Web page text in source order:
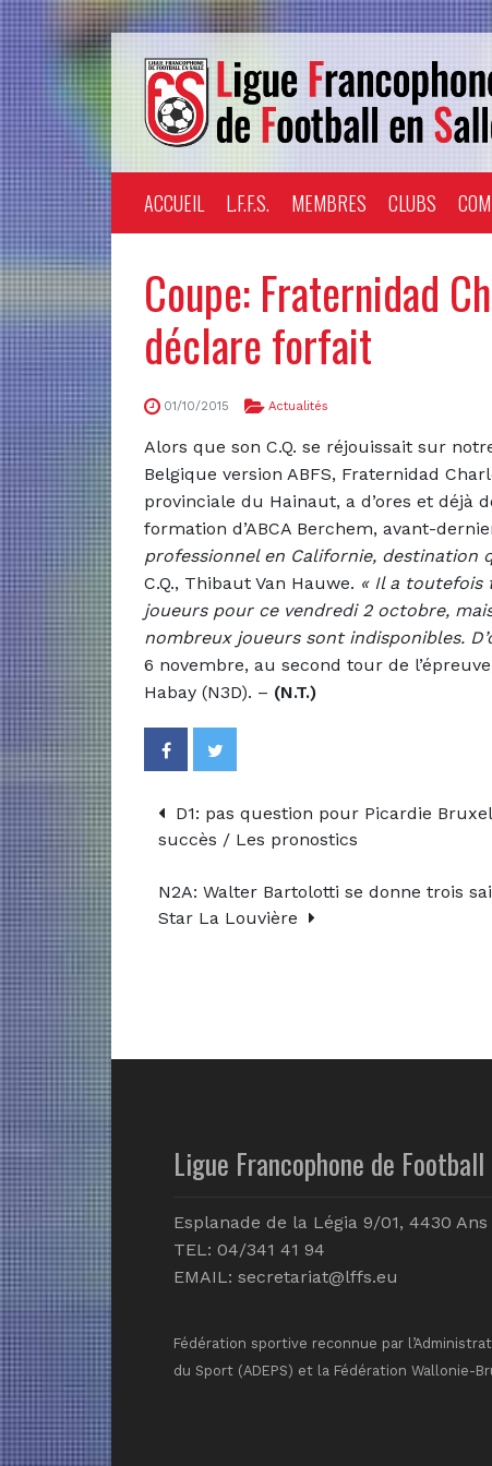
ACCUEIL L.F.F.S. MEMBRES CLUBS
Coupe: Fraternidad
déclare forfait
01/10/2015 Actualités
Alors que son C.Q. se réjouissait sur
Belgique version ABFS, Fraternidad
provinciale du Hainaut, a d’ores et
formation d’ABCA Berchem, avant-
professionnel en Californie, destination
C.Q., Thibaut Van Hauwe. « Il a toutefois
joueurs pour ce vendredi 2 octobre,
nombreux joueurs sont indisponibles.
6 novembre, au second tour de
Habay (N3D). – (N.T.)
D1: pas question pour Picardie
succès / Les pronostics
N2A: Walter Bartolotti se donne trois
Star La Louvière
Ligue Francophone de
Esplanade de la Légia 9/01, 4430 Ans
TEL: 04/341 41 94
EMAIL: secretariat@lffs.eu
Fédération sportive reconnue par
du Sport (ADEPS) et la Fédération Wallonie-